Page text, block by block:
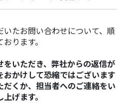
たお問い合わせについて、順
ります。
いただき、弊社からの返信が
かけして恐縮ではございます
くか、担当者へのご連絡をい
げます。